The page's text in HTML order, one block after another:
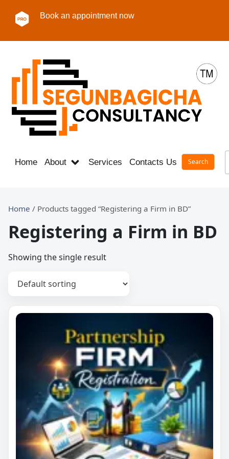
Book an appointment now
Home About Services Contacts Us Career
Home / Products tagged “Registering a Firm in BD”
Registering a Firm in BD
Showing the single result